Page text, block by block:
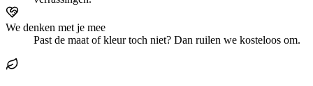
We denken met je mee
Past de maat of kleur toch niet? Dan ruilen we kosteloos om.